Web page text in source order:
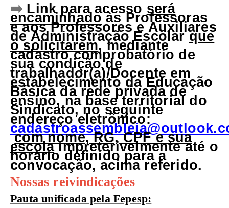
➡️ Link para acesso será
encaminhadoàs Professoras
e aos Professores e Auxiliares
de Administração Escolarque
o solicitarem, mediante
cadastro comprobatório de
sua condição de
trabalhador(a)/Docente em
estabelecimento da Educação
Básica da rede privada de
ensino, na base territorial do
Sindicato, no seguinte
endereço eletrônico:
com nome, RG, CPF e sua
escolaimpreterivelmente até o
horário definido para a
convocação, acima referido.
Nossas reivindicações
Pauta unificada pela Fepesp: